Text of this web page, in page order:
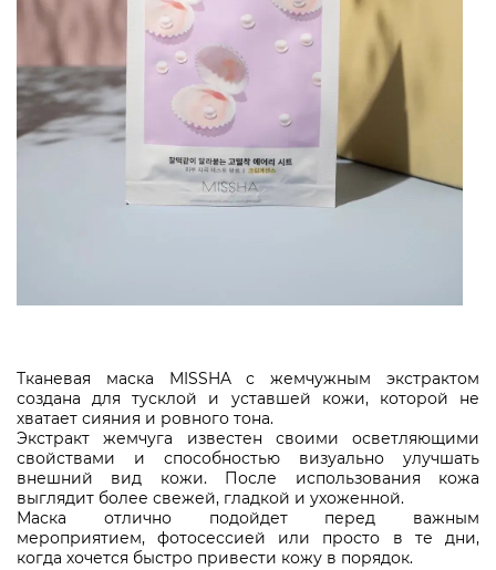
Тканевая маска MISSHA с жемчужным экстрактом
создана для тусклой и уставшей кожи, которой не
хватает сияния и ровного тона.
Экстракт жемчуга известен своими осветляющими
свойствами и способностью визуально улучшать
внешний вид кожи. После использования кожа
выглядит более свежей, гладкой и ухоженной.
Маска отлично подойдет перед важным
мероприятием, фотосессией или просто в те дни,
когда хочется быстро привести кожу в порядок.